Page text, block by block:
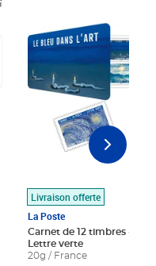
Livraison offerte
La Poste
Carnet de 12 timbres - Le
Lettre verte
20g / France